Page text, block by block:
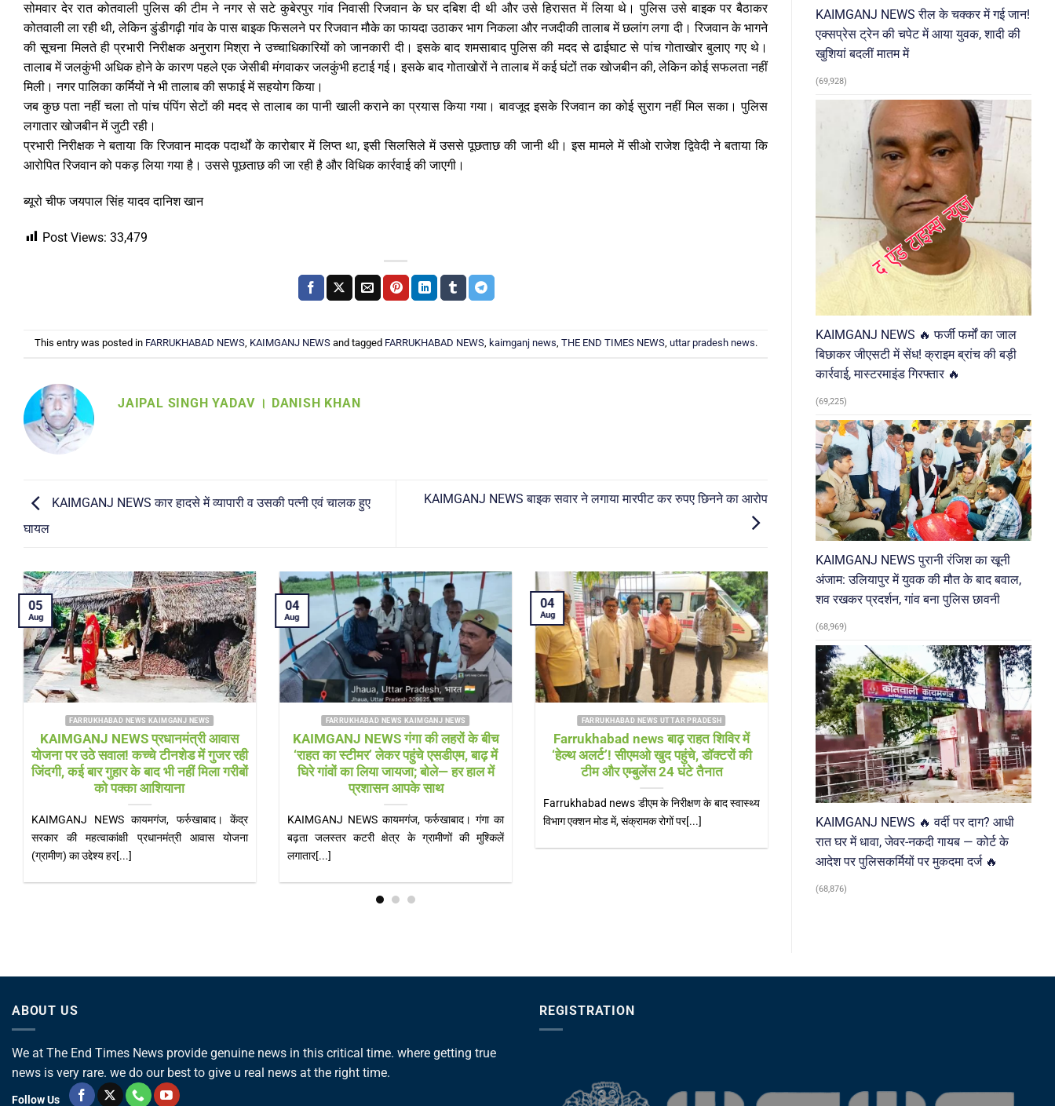
सोमवार देर रात कोतवाली पुलिस की टीम ने नगर से सटे कुबेरपुर गांव निवासी रिजवान के घर दबिश दी थी और उसे हिरासत में लिया थे। पुलिस उसे बाइक पर बैठाकर
कोतवाली ला रही थी, लेकिन डुंडीगढ़ी गांव के पास बाइक फिसलने पर रिजवान मौके का फायदा उठाकर भाग निकला और नजदीकी तालाब में छलांग लगा दी। रिजवान के भागने
की सूचना मिलते ही प्रभारी निरीक्षक अनुराग मिश्रा ने उच्चाधिकारियों को जानकारी दी। इसके बाद शमसाबाद पुलिस की मदद से ढाईघाट से पांच गोताखोर बुलाए गए थे।
तालाब में जलकुंभी अधिक होने के कारण पहले एक जेसीबी मंगवाकर जलकुंभी हटाई गई। इसके बाद गोताखोरों ने तालाब में कई घंटों तक खोजबीन की, लेकिन कोई सफलता नहीं
मिली। नगर पालिका कर्मियों ने भी तालाब की सफाई में सहयोग किया।
जब कुछ पता नहीं चला तो पांच पंपिंग सेटों की मदद से तालाब का पानी खाली कराने का प्रयास किया गया। बावजूद इसके रिजवान का कोई सुराग नहीं मिल सका। पुलिस
लगातार खोजबीन में जुटी रही।
प्रभारी निरीक्षक ने बताया कि रिजवान मादक पदार्थों के कारोबार में लिप्त था, इसी सिलसिले में उससे पूछताछ की जानी थी। इस मामले में सीओ राजेश द्विवेदी ने बताया कि
आरोपित रिजवान को पकड़ लिया गया है। उससे पूछताछ की जा रही है और विधिक कार्रवाई की जाएगी।
ब्यूरो चीफ जयपाल सिंह यादव दानिश खान
Post Views: 33,479
This entry was posted in FARRUKHABAD NEWS, KAIMGANJ NEWSand tagged FARRUKHABAD NEWS, kaimganj news, THE END TIMES NEWS, uttar pradesh news.
JAIPAL SINGH YADAV । DANISH KHAN
KAIMGANJ NEWS कार हादसे में व्यापारी व उसकी पत्नी एवं चालक हुए
घायल
KAIMGANJ NEWS बाइक सवार ने लगाया मारपीट कर रुपए छिनने का आरोप
FARRUKHABAD NEWS KAIMGANJ NEWS
KAIMGANJ NEWS प्रधानमंत्री आवास
योजना पर उठे सवाल! कच्चे टीनशेड में गुजर रही
जिंदगी, कई बार गुहार के बाद भी नहीं मिला गरीबों
को पक्का आशियाना
KAIMGANJ NEWS कायमगंज, फर्रुखाबाद। केंद्र
सरकार की महत्वाकांक्षी प्रधानमंत्री आवास योजना
(ग्रामीण) का उद्देश्य हर[...]
05
Aug
FARRUKHABAD NEWS KAIMGANJ NEWS
KAIMGANJ NEWS गंगा की लहरों के बीच
‘राहत का स्टीमर’ लेकर पहुंचे एसडीएम, बाढ़ में
घिरे गांवों का लिया जायजा; बोले— हर हाल में
प्रशासन आपके साथ
KAIMGANJ NEWS कायमगंज, फर्रुखाबाद। गंगा का
बढ़ता जलस्तर कटरी क्षेत्र के ग्रामीणों की मुश्किलें
लगातार[...]
04
Aug
FARRUKHABAD NEWS UTTAR PRADESH
Farrukhabad news बाढ़ राहत शिविर में
‘हेल्थ अलर्ट’! सीएमओ खुद पहुंचे, डॉक्टरों की
टीम और एम्बुलेंस 24 घंटे तैनात
Farrukhabad news डीएम के निरीक्षण के बाद स्वास्थ्य
विभाग एक्शन मोड में, संक्रामक रोगों पर[...]
04
Aug
FARRUKHABAD NEWS SHAMSHABAD NEWS
Farrukhabad news विकास पर लापरवाही
भारी! चौड़ी सड़कों के बीच खड़े बिजली के पोल
बने खतरा
Farrukhabad news हादसों को खुला न्योता दे रहे
बिजली के खंभे, नगर पंचायत अध्यक्ष जोया[...]
KAIMGANJ NEWS रील के चक्कर में गई जान!
एक्सप्रेस ट्रेन की चपेट में आया युवक, शादी की
खुशियां बदलीं मातम में
(69,928)
KAIMGANJ NEWS 🔥 फर्जी फर्मों का जाल
बिछाकर जीएसटी में सेंध! क्राइम ब्रांच की बड़ी
कार्रवाई, मास्टरमाइंड गिरफ्तार 🔥
(69,225)
KAIMGANJ NEWS पुरानी रंजिश का खूनी
अंजाम: उलियापुर में युवक की मौत के बाद बवाल,
शव रखकर प्रदर्शन, गांव बना पुलिस छावनी
(68,969)
KAIMGANJ NEWS 🔥 वर्दी पर दाग? आधी
रात घर में धावा, जेवर-नकदी गायब — कोर्ट के
आदेश पर पुलिसकर्मियों पर मुकदमा दर्ज 🔥
(68,876)
ABOUT US
We at The End Times News provide genuine news in this critical time. where getting true
news is very rare. we do our best to give u real news at the right time.
Follow Us
REGISTRATION